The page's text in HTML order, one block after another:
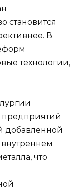
становится
В
технологии,
предприятий
добавленной
что